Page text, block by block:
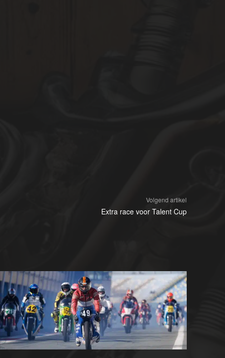
Volgend artikel
Extra race voor Talent Cup